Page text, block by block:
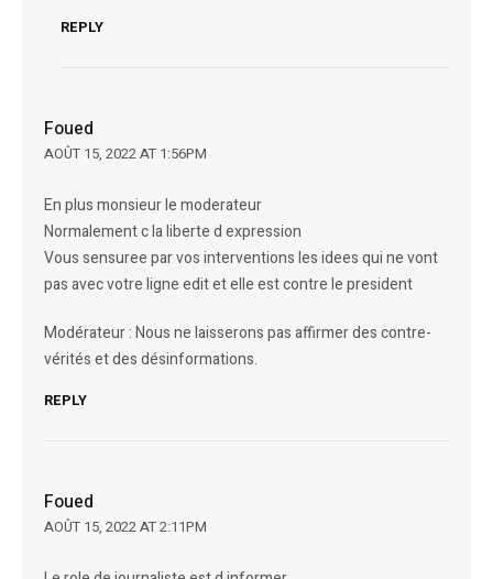
REPLY
Foued
AOÛT 15, 2022 AT 1:56PM
En plus monsieur le moderateur
Normalement c la liberte d expression
Vous sensuree par vos interventions les idees qui ne vont
pas avec votre ligne edit et elle est contre le president
Modérateur : Nous ne laisserons pas affirmer des contre-
vérités et des désinformations.
REPLY
Foued
AOÛT 15, 2022 AT 2:11PM